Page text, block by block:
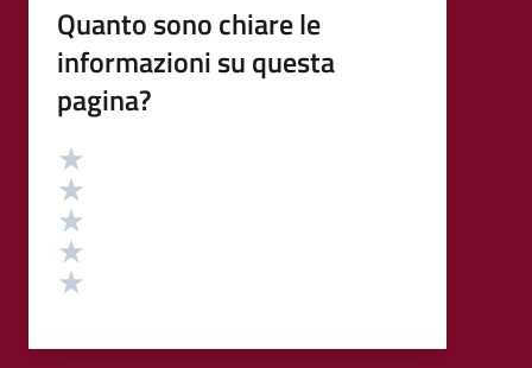
Quanto sono chiare le
informazioni su questa
pagina?
Valutazione